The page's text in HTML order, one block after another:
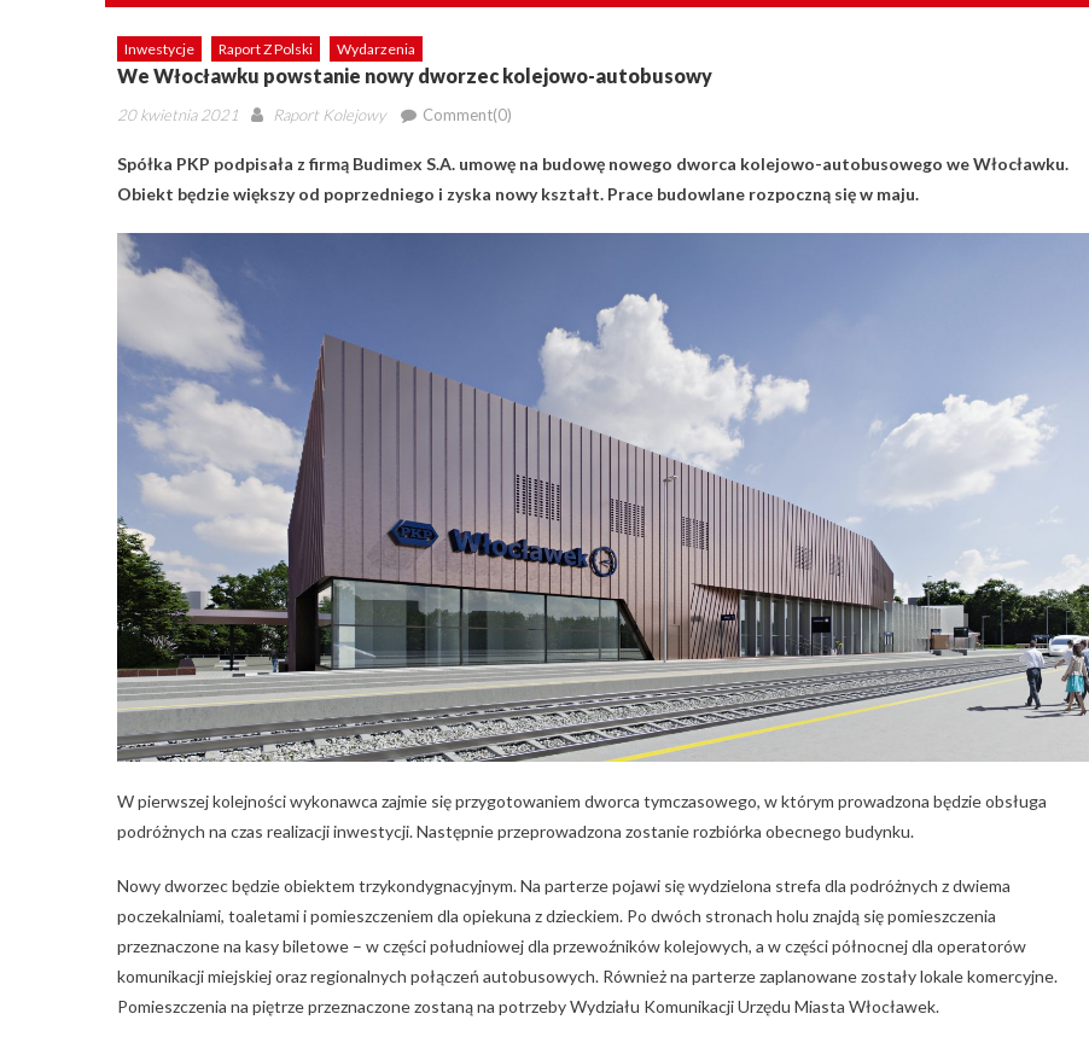
Inwestycje Raport Z Polski Wydarzenia
We Włocławku powstanie nowy dworzec kolejowo-autobusowy
Posted
20 kwietnia 2021 Author
Raport Kolejowy Comment(0)
Spółka PKP podpisała z firmą Budimex S.A. umowę na budowę nowego dworca kolejowo-autobusowego we Włocławku.
Obiekt będzie większy od poprzedniego i zyska nowy kształt. Prace budowlane rozpoczną się w maju.
W pierwszej kolejności wykonawca zajmie się przygotowaniem dworca tymczasowego, w którym prowadzona będzie obsługa
podróżnych na czas realizacji inwestycji. Następnie przeprowadzona zostanie rozbiórka obecnego budynku.
Nowy dworzec będzie obiektem trzykondygnacyjnym. Na parterze pojawi się wydzielona strefa dla podróżnych z dwiema
poczekalniami, toaletami i pomieszczeniem dla opiekuna z dzieckiem. Po dwóch stronach holu znajdą się pomieszczenia
przeznaczone na kasy biletowe – w części południowej dla przewoźników kolejowych, a w części północnej dla operatorów
komunikacji miejskiej oraz regionalnych połączeń autobusowych. Również na parterze zaplanowane zostały lokale komercyjne.
Pomieszczenia na piętrze przeznaczone zostaną na potrzeby Wydziału Komunikacji Urzędu Miasta Włocławek.